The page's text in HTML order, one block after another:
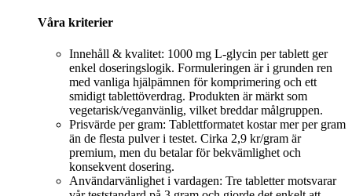
Våra kriterier
Innehåll & kvalitet: 1000 mg L-glycin per tablett ger
enkel doseringslogik. Formuleringen är i grunden ren
med vanliga hjälpämnen för komprimering och ett
smidigt tablettöverdrag. Produkten är märkt som
vegetarisk/veganvänlig, vilket breddar målgruppen.
Prisvärde per gram: Tablettformatet kostar mer per gram
än de flesta pulver i testet. Cirka 2,9 kr/gram är
premium, men du betalar för bekvämlighet och
konsekvent dosering.
Användarvänlighet i vardagen: Tre tabletter motsvarar